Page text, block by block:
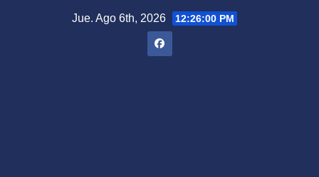
Jue. Ago 6th, 2026 12:26:01 PM